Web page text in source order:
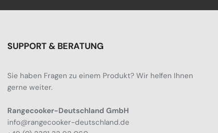
SUPPORT & BERATUNG
Sie haben Fragen zu einem Produkt? Wir helfen Ihnen
gerne weiter.
Rangecooker-Deutschland GmbH
info@rangecooker-deutschland.de